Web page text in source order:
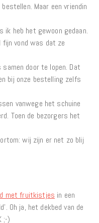
Maar een vriendin
ik heb het gewoon gedaan.
fijn vond was dat ze
door te lopen. Dat
bij onze bestelling zelfs
vanwege het schuine
Toen de bezorgers het
wij zijn er net zo blij
met fruitkistjes in een
Oh ja, het dekbed van de
;-)